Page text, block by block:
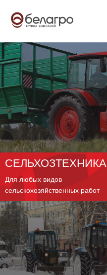
СЕЛЬХОЗТЕХНИКА
Для любых видов
сельскохозяйственных работ